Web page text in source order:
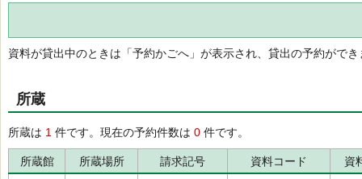
資料が貸出中のときは「予約かごへ」が表示され、貸出の予約ができ
所蔵
所蔵は 1 件です。現在の予約件数は 0 件です。
所蔵館 所蔵場所 請求記号 資料コード 資